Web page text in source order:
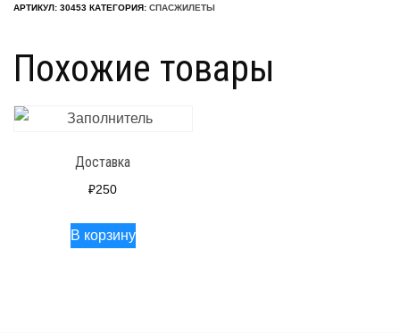
АРТИКУЛ: 30453 КАТЕГОРИЯ: СПАСЖИЛЕТЫ
Похожие товары
Доставка
₽250
В корзину